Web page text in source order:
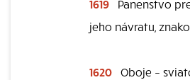
1619 Panenstvo
jeho návratu,
1620 Oboje –